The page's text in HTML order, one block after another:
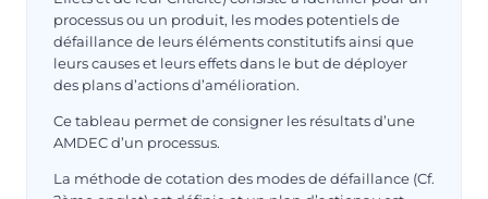
processus ou un produit, les modes potentiels de
défaillance de leurs éléments constitutifs ainsi que
leurs causes et leurs effets dans le but de déployer
des plans d’actions d’amélioration.
Ce tableau permet de consigner les résultats d’une
AMDEC d’un processus.
La méthode de cotation des modes de défaillance (Cf.